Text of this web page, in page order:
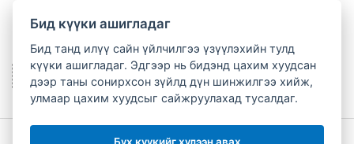
Бид күүки ашигладаг
Бид танд илүү сайн үйлчилгээ үзүүлэхийн тулд
күүки ашигладаг. Эдгээр нь бидэнд цахим хуудсан
дээр таны сонирхсон зүйлд дүн шинжилгээ хийж,
улмаар цахим хуудсыг сайжруулахад тусалдаг.